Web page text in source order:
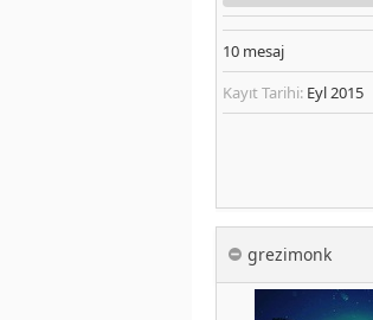
10 mesaj
Kayıt Tarihi: Eyl 2015
grezimonk